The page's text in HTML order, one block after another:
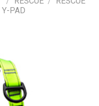
Y-PAD